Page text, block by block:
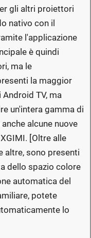
gli altri proiettori
nativo con il
l'applicazione
è quindi
ma le
la maggior
TV, ma
un'intera gamma di
alcune nuove
[Oltre alle
altre, sono presenti
dello spazio colore
automatica del
potete
lo